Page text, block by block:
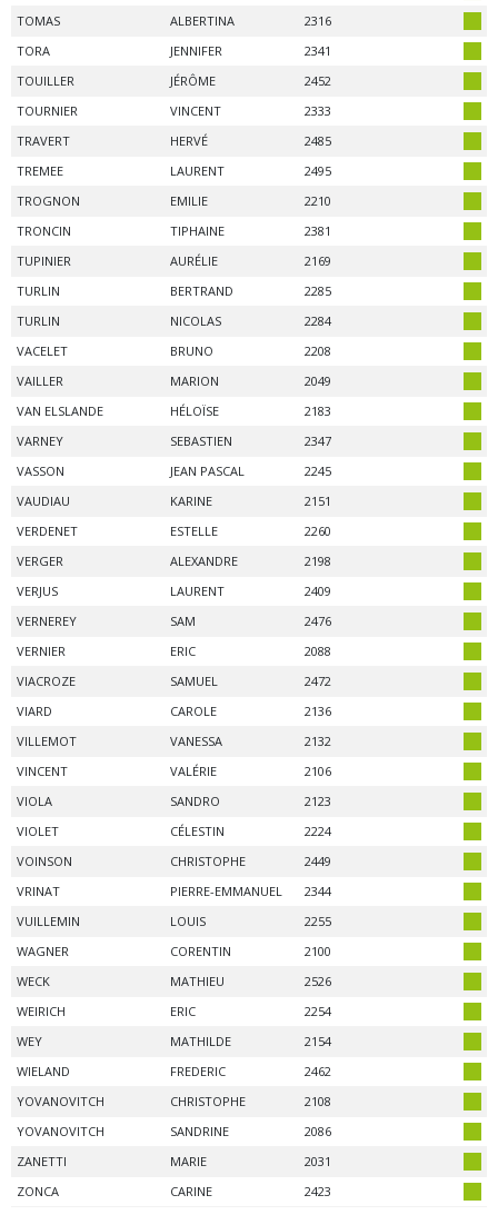
TOMAS
ALBERTINA
2316
TORA
JENNIFER
2341
TOUILLER
JÉRÔME
2452
TOURNIER
VINCENT
2333
TRAVERT
HERVÉ
2485
TREMEE
LAURENT
2495
TROGNON
EMILIE
2210
TRONCIN
TIPHAINE
2381
TUPINIER
AURÉLIE
2169
TURLIN
BERTRAND
2285
TURLIN
NICOLAS
2284
VACELET
BRUNO
2208
VAILLER
MARION
2049
VAN ELSLANDE
HÉLOÏSE
2183
VARNEY
SEBASTIEN
2347
VASSON
JEAN PASCAL
2245
VAUDIAU
KARINE
2151
VERDENET
ESTELLE
2260
VERGER
ALEXANDRE
2198
VERJUS
LAURENT
2409
VERNEREY
SAM
2476
VERNIER
ERIC
2088
VIACROZE
SAMUEL
2472
VIARD
CAROLE
2136
VILLEMOT
VANESSA
2132
VINCENT
VALÉRIE
2106
VIOLA
SANDRO
2123
VIOLET
CÉLESTIN
2224
VOINSON
CHRISTOPHE
2449
VRINAT
PIERRE-EMMANUEL
2344
VUILLEMIN
LOUIS
2255
WAGNER
CORENTIN
2100
WECK
MATHIEU
2526
WEIRICH
ERIC
2254
WEY
MATHILDE
2154
WIELAND
FREDERIC
2462
YOVANOVITCH
CHRISTOPHE
2108
YOVANOVITCH
SANDRINE
2086
ZANETTI
MARIE
2031
ZONCA
CARINE 2423